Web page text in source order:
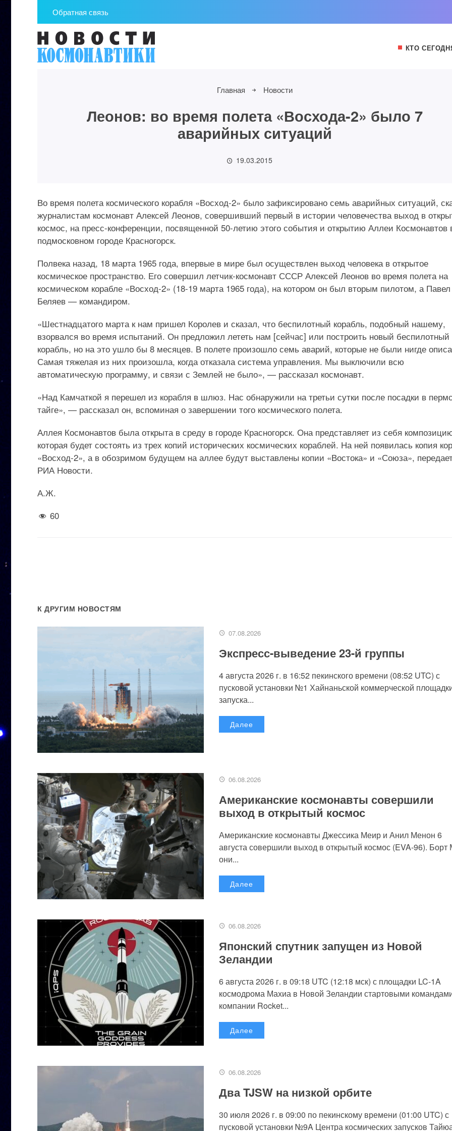
Обратная связь
КТО
Главная Новости
Леонов: во время полета «Восхода-2» было 7
аварийных ситуаций
19.03.2015
Во время полета космического корабля «Восход-2» было зафиксировано семь аварийных ситуаций,
журналистам космонавт Алексей Леонов, совершивший первый в истории человечества выход в
космос, на пресс-конференции, посвященной 50-летию этого события и открытию Аллеи Космонавтов
подмосковном городе Красногорск.
Полвека назад, 18 марта 1965 года, впервые в мире был осуществлен выход человека в открытое
космическое пространство. Его совершил летчик-космонавт СССР Алексей Леонов во время полета на
космическом корабле «Восход-2» (18-19 марта 1965 года), на котором он был вторым пилотом, а Павел
Беляев — командиром.
«Шестнадцатого марта к нам пришел Королев и сказал, что беспилотный корабль, подобный нашему,
взорвался во время испытаний. Он предложил лететь нам [сейчас] или построить новый беспилотный
корабль, но на это ушло бы 8 месяцев. В полете произошло семь аварий, которые не были нигде
Самая тяжелая из них произошла, когда отказала система управления. Мы выключили всю
автоматическую программу, и связи с Землей не было», — рассказал космонавт.
«Над Камчаткой я перешел из корабля в шлюз. Нас обнаружили на третьи сутки после посадки в
тайге», — рассказал он, вспоминая о завершении того космического полета.
Аллея Космонавтов была открыта в среду в городе Красногорск. Она представляет из себя
которая будет состоять из трех копий исторических космических кораблей. На ней появилась копия
«Восход-2», а в обозримом будущем на аллее будут выставлены копии «Востока» и «Союза»,
РИА Новости.
А.Ж.
60
К ДРУГИМ НОВОСТЯМ
07.08.2026
Экспресс-выведение 23-й группы
4 августа 2026 г. в 16:52 пекинского времени (08:52 UTC) с
пусковой установки №1 Хайнаньской коммерческой
запуска...
Далее
06.08.2026
Американские космонавты совершили
выход в открытый космос
Американские космонавты Джессика Меир и Анил Менон 6
августа совершили выход в открытый космос (EVA-96).
они...
Далее
06.08.2026
Японский спутник запущен из Новой
Зеландии
6 августа 2026 г. в 09:18 UTC (12:18 мск) с площадки LC-1A
космодрома Махиа в Новой Зеландии стартовыми
компании Rocket...
Далее
06.08.2026
Два TJSW на низкой орбите
30 июля 2026 г. в 09:00 по пекинскому времени (01:00 UTC) с
пусковой установки №9A Центра космических запусков